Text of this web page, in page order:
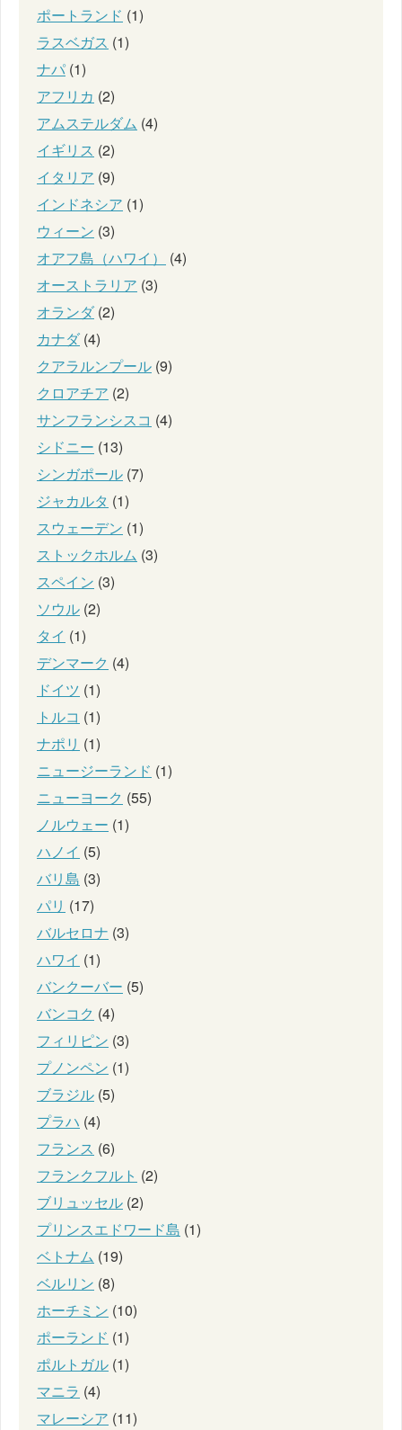
ポートランド (1)
ラスベガス (1)
ナパ (1)
アフリカ (2)
アムステルダム (4)
イギリス (2)
イタリア (9)
インドネシア (1)
ウィーン (3)
オアフ島（ハワイ）
(4)
オーストラリア (3)
オランダ(2)
カナダ(4)
クアラルンプール (9)
クロアチア (2)
サンフランシスコ (4)
シドニー (13)
シンガポール (7)
ジャカルタ (1)
スウェーデン (1)
ストックホルム (3)
スペイン (3)
ソウル (2)
タイ (1)
デンマーク (4)
ドイツ (1)
トルコ (1)
ナポリ (1)
ニュージーランド (1)
ニューヨーク (55)
ノルウェー (1)
ハノイ (5)
バリ島 (3)
パリ (17)
バルセロナ (3)
ハワイ (1)
バンクーバー (5)
バンコク (4)
フィリピン (3)
プノンペン (1)
ブラジル (5)
プラハ (4)
フランス (6)
フランクフルト (2)
ブリュッセル (2)
プリンスエドワード島 (1)
ベトナム (19)
ベルリン (8)
ホーチミン (10)
ポーランド (1)
ポルトガル (1)
マニラ (4)
マレーシア (11)